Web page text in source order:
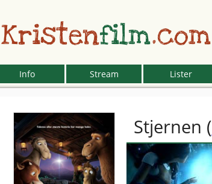
Kristenfilm.com
Info Stream Lister
Stjernen (